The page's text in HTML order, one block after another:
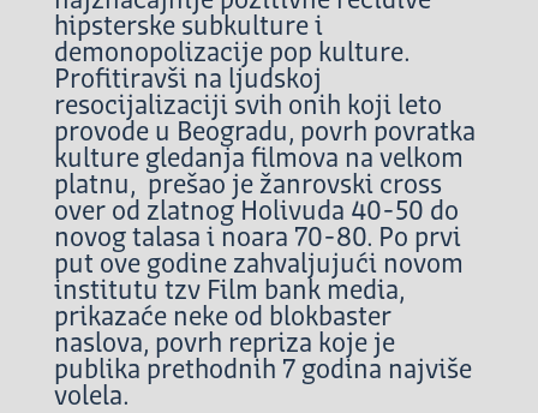
hipsterske subkulture i
demonopolizacije pop kulture.
Profitiravši na ljudskoj
resocijalizaciji svih onih koji leto
provode u Beogradu, povrh povratka
kulture gledanja filmova na velkom
platnu, prešao je žanrovski cross
over od zlatnog Holivuda 40-50 do
novog talasa i noara 70-80. Po prvi
put ove godine zahvaljujući novom
institutu tzv Film bank media,
prikazaće neke od blokbaster
naslova, povrh repriza koje je
publika prethodnih 7 godina najviše
volela.